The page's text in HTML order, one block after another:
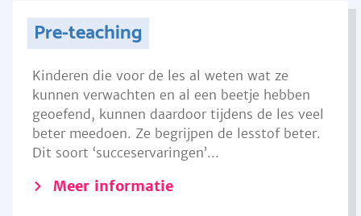
Pre-teaching
Kinderen die voor de les al weten wat ze
kunnen verwachten en al een beetje hebben
geoefend, kunnen daardoor tijdens de les veel
beter meedoen. Ze begrijpen de lesstof beter.
Dit soort ‘succeservaringen’...
Meer informatie